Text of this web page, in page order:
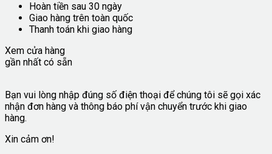
Hoàn tiền sau 30 ngày
Giao hàng trên toàn quốc
Thanh toán khi giao hàng
Xem cửa hàng
gần nhất có sẵn
Bạn vui lòng nhập đúng số điện thoại để chúng tôi sẽ gọi xác
nhận đơn hàng và thông báo phí vận chuyển trước khi giao
hàng.
Xin cảm ơn!